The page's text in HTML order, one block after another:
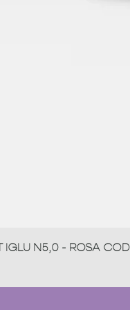
IGLU N5,0 - ROSA COD